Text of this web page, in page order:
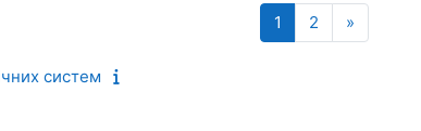
1 Сторінка 1
2 Сторінка 2
»
систем